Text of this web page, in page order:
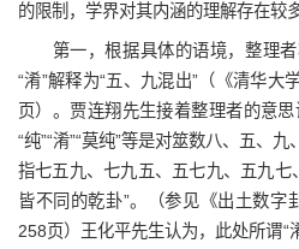
的限制，学界对其内涵的理解存在较
第一，根据具体的语境，整理
“淆”解释为“五、九混出”（《清华大
页）。贾连翔先生接着整理者的意思
“纯”“淆”“莫纯”等是对筮数八、五、
指七五九、七九五、五七九、五九七
皆不同的乾卦”。（参见《出土数字
258页）王化平先生认为，此处所谓“